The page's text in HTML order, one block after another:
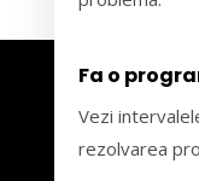
Fa o
Vezi
rezolvarea